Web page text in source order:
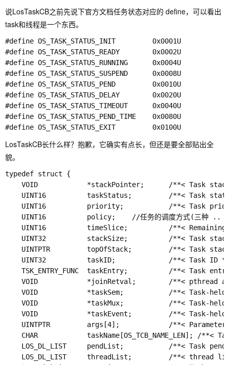
说LosTaskCB之前先说下官方文档任务状态对应的 define，可以看出
task和线程是一个东西。
#define OS_TASK_STATUS_INIT         0x0001U
#define OS_TASK_STATUS_READY        0x0002U
#define OS_TASK_STATUS_RUNNING      0x0004U
#define OS_TASK_STATUS_SUSPEND      0x0008U
#define OS_TASK_STATUS_PEND         0x0010U
#define OS_TASK_STATUS_DELAY        0x0020U
#define OS_TASK_STATUS_TIMEOUT      0x0040U
#define OS_TASK_STATUS_PEND_TIME    0x0080U
LosTaskCB长什么样？抱歉，它确实有点长，但还是要全部贴出全
貌。
typedef struct {
VOID            *stackPointer;      /**< Task stack
UINT16          taskStatus;         /**< Task status
UINT16          priority;           /**< Task
UINT16          policy;    //任务的调度方式(三种 ..
UINT16          timeSlice;          /**< Remaining
UINT32          stackSize;          /**< Task stack
UINTPTR         topOfStack;         /**< Task
UINT32          taskID;             /**< Task ID */
TSK_ENTRY_FUNC  taskEntry;          /**< Task
VOID            *joinRetval;        /**< pthread
VOID            *taskSem;           /**< Task-held
VOID            *taskMux;           /**< Task-held
VOID            *taskEvent;         /**< Task-held
UINTPTR         args[4];            /**<
CHAR            taskName[OS_TCB_NAME_LEN]; /**<
LOS_DL_LIST     pendList;           /**< Task pend
LOS_DL_LIST     threadList;         /**< thread